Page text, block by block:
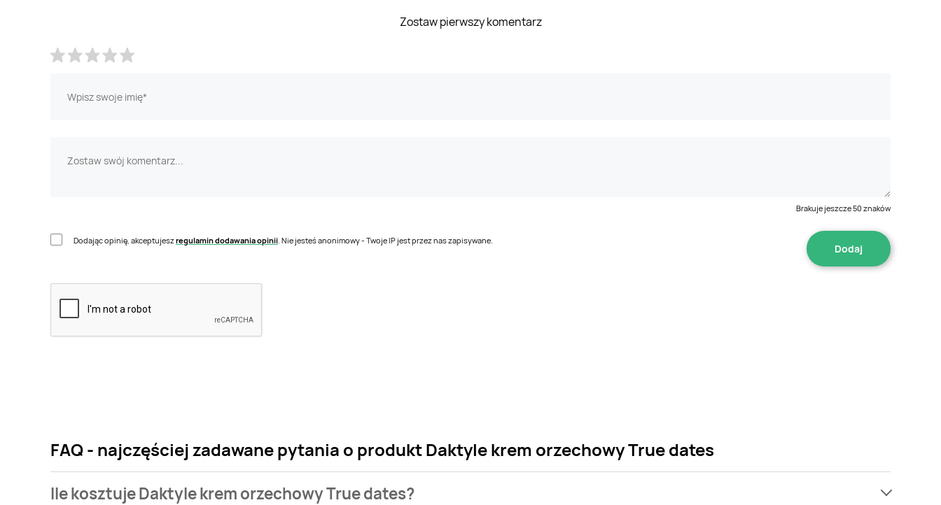
Zostaw pierwszy komentarz
Brakuje jeszcze50 znaków
Dodając opinię, akceptujeszregulamin dodawania opinii . Nie jesteś anonimowy - Twoje IP jest przez nas zapisywane.
FAQ - najczęściej zadawane pytania o produkt Daktyle krem orzechowy True dates
Ile kosztuje Daktyle krem orzechowy True dates?